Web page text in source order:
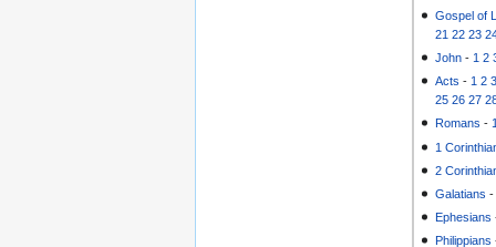
Gospel of
21 22 23
John - 1 2
Acts - 1 2
25 26 27
Romans -
1
2
Galatians
Ephesians
Philippians